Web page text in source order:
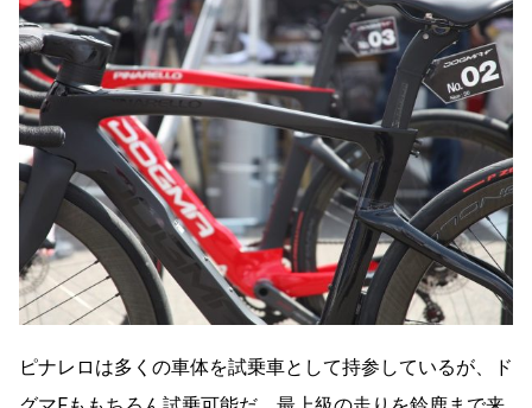
ピナレロは多くの車体を試乗車として持参しているが、ド